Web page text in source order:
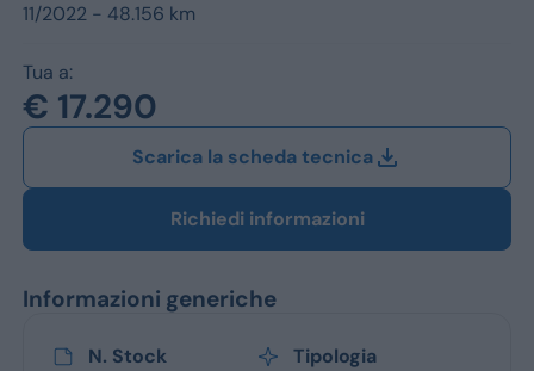
Alfa Romeo
Dacia
Renault
Opel
11/2022 - 48.156 km
Tua a:
€ 17.290
Scarica la scheda tecnica
Richiedi informazioni
Informazioni generiche
N. Stock
Tipologia